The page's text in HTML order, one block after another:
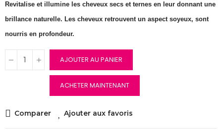
Revitalise et illumine les cheveux secs et ternes en leur donnant une
brillance naturelle. Les cheveux retrouvent un aspect soyeux, sont
nourris en profondeur.
AJOUTER AU PANIER
ACHETER MAINTENANT
Comparer Ajouter aux favoris